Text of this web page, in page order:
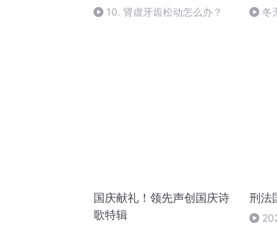
10. 肾虚牙齿松动怎么办？
冬
国庆献礼！领先声创国庆诗
歌特辑
刑法